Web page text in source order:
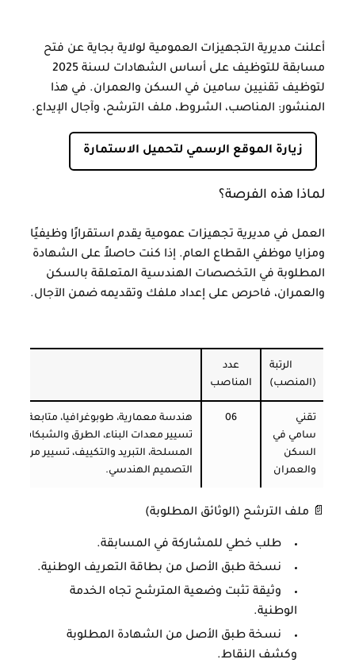
أعلنت مديرية التجهيزات العمومية لولاية بجاية عن فتح
مسابقة للتوظيف على أساس الشهادات لسنة 2025
لتوظيف تقنيين سامين في السكن والعمران. في هذا
المنشور: المناصب، الشروط، ملف الترشح، وآجال الإيداع.
زيارة الموقع الرسمي لتحميل الاستمارة
لماذا هذه الفرصة؟
العمل في مديرية تجهيزات عمومية يقدم استقرارًا وظيفيًا
ومزايا موظفي القطاع العام. إذا كنت حاصلاً على الشهادة
المطلوبة في التخصصات الهندسية المتعلقة بالسكن
والعمران، فاحرص على إعداد ملفك وتقديمه ضمن الآجال.
الرتبة
(المنصب)
عدد
المناصب
تقني
سامي في
السكن
والعمران
06
هندسة معمارية، طوبوغرافيا، متابعة
تسيير معدات البناء، الطرق والشبكات،
المسلحة، التبريد والتكييف، تسيير مركزي
التصميم الهندسي.
📄 ملف الترشح (الوثائق المطلوبة)
طلب خطي للمشاركة في المسابقة.
نسخة طبق الأصل من بطاقة التعريف الوطنية.
وثيقة تثبت وضعية المترشح تجاه الخدمة
الوطنية.
نسخة طبق الأصل من الشهادة المطلوبة
وكشف النقاط.